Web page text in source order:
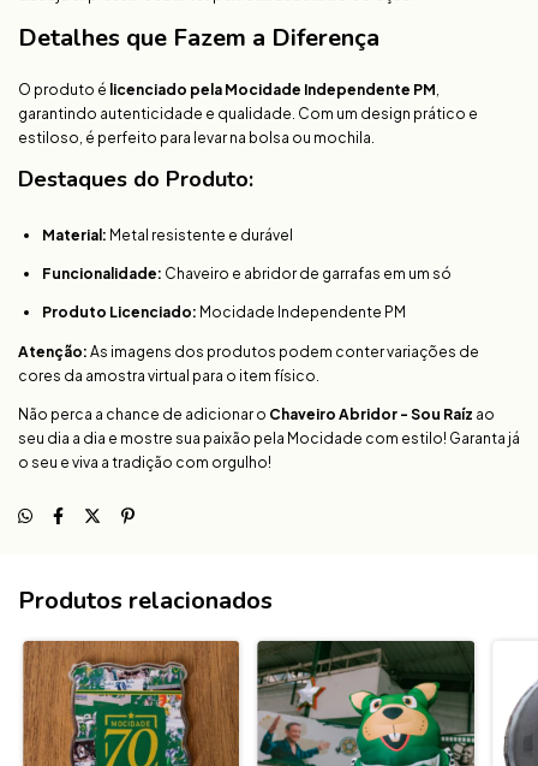
Detalhes que Fazem a Diferença
O produto é licenciado pela Mocidade Independente PM
garantindo autenticidade e qualidade. Com um design prático e
estiloso, é perfeito para levar na bolsa ou mochila.
Destaques do Produto:
Material: Metal resistente e durável
Funcionalidade: Chaveiro e abridor de garrafas em um só
Produto Licenciado: Mocidade Independente PM
Atenção: As imagens dos produtos podem conter variações de
cores da amostra virtual para o item físico.
Não perca a chance de adicionar o Chaveiro Abridor - Sou Raíz ao
seu dia a dia e mostre sua paixão pela Mocidade com estilo! Garanta já
o seu e viva a tradição com orgulho!
Produtos relacionados